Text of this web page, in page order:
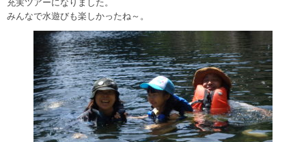
充実ツアーになりました。
みんなで水遊びも楽しかったね～。